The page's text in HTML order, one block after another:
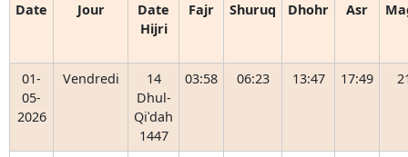
Date Jour
Date
Hijri
Fajr Shuruq Dhohr Asr
01-
05-
2026
Vendredi
14
Dhul-
Qiʿdah
1447
03:58 06:23 13:47 17:49